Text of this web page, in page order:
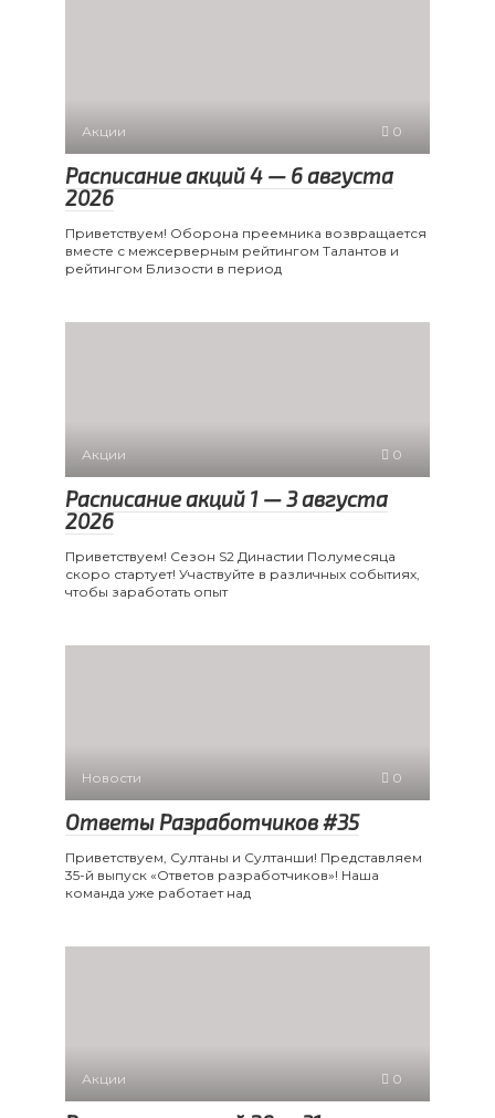
Акции 0
Расписание акций 4 — 6 августа
2026
Приветствуем! Оборона преемника возвращается
вместе с межсерверным рейтингом Талантов и
рейтингом Близости в период
Акции 0
Расписание акций 1 — 3 августа
2026
Приветствуем! Сезон S2 Династии Полумесяца
скоро стартует! Участвуйте в различных событиях,
чтобы заработать опыт
Новости 0
Ответы Разработчиков #35
Приветствуем, Султаны и Султанши! Представляем
35-й выпуск «Ответов разработчиков»! Наша
команда уже работает над
Акции 0